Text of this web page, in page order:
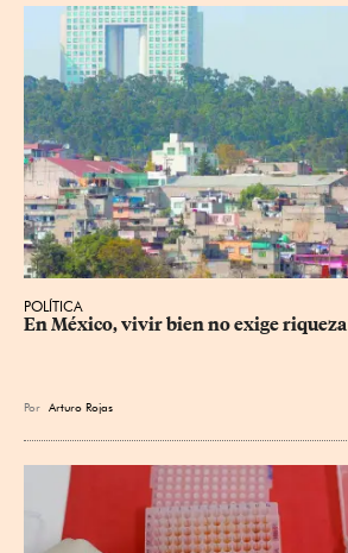
POLÍTICA
En México, vivir bien no exige riqueza
Por Arturo Rojas